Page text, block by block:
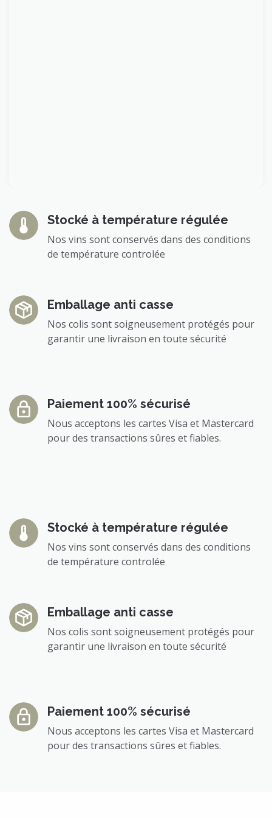
Stocké à température régulée
Nos vins sont conservés dans des conditions
de température controlée
Emballage anti casse
Nos colis sont soigneusement protégés pour
garantir une livraison en toute sécurité
Paiement 100% sécurisé
Nous acceptons les cartes Visa et Mastercard
pour des transactions sûres et fiables.
Stocké à température régulée
Nos vins sont conservés dans des conditions
de température controlée
Emballage anti casse
Nos colis sont soigneusement protégés pour
garantir une livraison en toute sécurité
Paiement 100% sécurisé
Nous acceptons les cartes Visa et Mastercard
pour des transactions sûres et fiables.